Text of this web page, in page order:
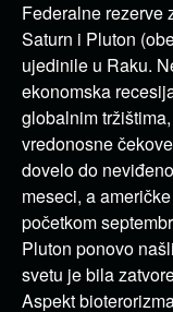
Federalne rezerve
Saturn i Pluton
ujedinile u Raku.
ekonomska
globalnim
vredonosne
dovelo do
meseci, a
početkom
Pluton ponovo
svetu je bila
Aspekt